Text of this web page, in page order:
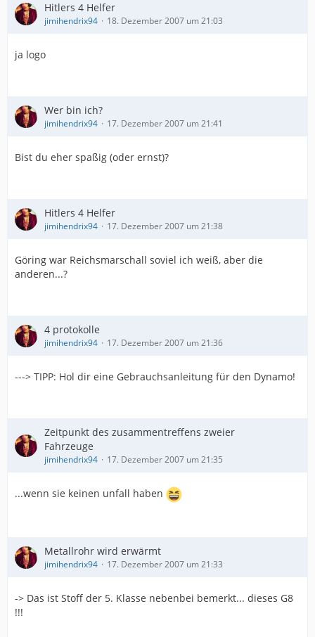
Hitlers 4 Helfer
jimihendrix94 18. Dezember 2007 um 21:03
ja logo
Wer bin ich?
jimihendrix94 17. Dezember 2007 um 21:41
Bist du eher spaßig (oder ernst)?
Hitlers 4 Helfer
jimihendrix94 17. Dezember 2007 um 21:38
Göring war Reichsmarschall soviel ich weiß, aber die
anderen...?
4 protokolle
jimihendrix94 17. Dezember 2007 um 21:36
---> TIPP: Hol dir eine Gebrauchsanleitung für den Dynamo!
Zeitpunkt des zusammentreffens zweier
Fahrzeuge
jimihendrix94 17. Dezember 2007 um 21:35
...wenn sie keinen unfall haben
Metallrohr wird erwärmt
jimihendrix94 17. Dezember 2007 um 21:33
-> Das ist Stoff der 5. Klasse nebenbei bemerkt... dieses G8
!!!